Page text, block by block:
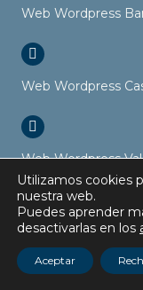
Web Wordpress
Web Wordpress
Web Wordpress
Web Wordpress
Utilizamos cookies
nuestra web.
Puedes aprender
desactivarlas en los
Aceptar